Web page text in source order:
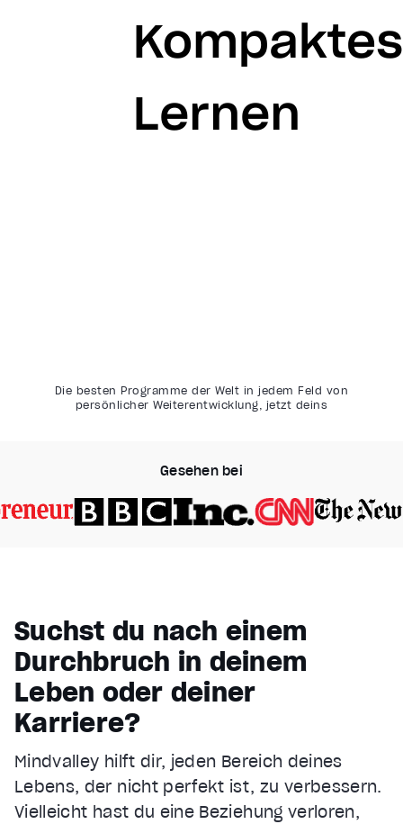
Pause
Unmute
Current Time0:21
/
Duration1:05
Loaded:69.82%
Seek to live, currently behind liveLIVE
Remaining Time0:44
Die besten Programme der Welt in jedem Feld von
persönlicher Weiterentwicklung, jetzt deins
Gesehen bei
Suchst du nach einem
Durchbruch in deinem
Leben oder deiner
Karriere?
Mindvalley hilft dir, jeden Bereich deines
Lebens, der nicht perfekt ist, zu verbessern.
Vielleicht hast du eine Beziehung verloren,